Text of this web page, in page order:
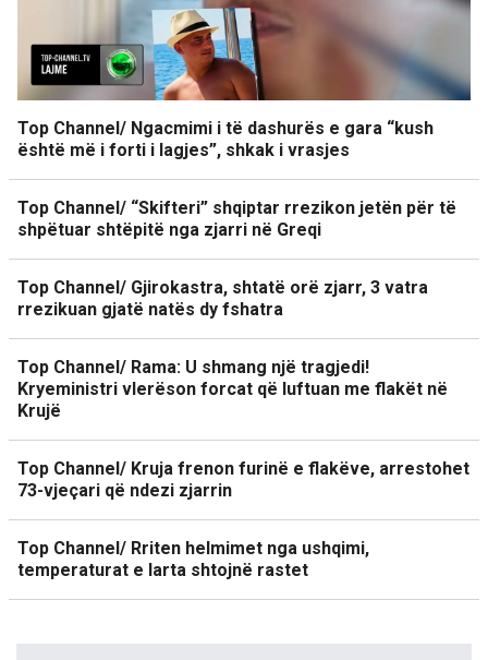
Top Channel/ Ngacmimi i të dashurës e gara “kush
është më i forti i lagjes”, shkak i vrasjes
Top Channel/ “Skifteri” shqiptar rrezikon jetën për të
shpëtuar shtëpitë nga zjarri në Greqi
Top Channel/ Gjirokastra, shtatë orë zjarr, 3 vatra
rrezikuan gjatë natës dy fshatra
Top Channel/ Rama: U shmang një tragjedi!
Kryeministri vlerëson forcat që luftuan me flakët në
Krujë
Top Channel/ Kruja frenon furinë e flakëve, arrestohet
73-vjeçari që ndezi zjarrin
Top Channel/ Rriten helmimet nga ushqimi,
temperaturat e larta shtojnë rastet